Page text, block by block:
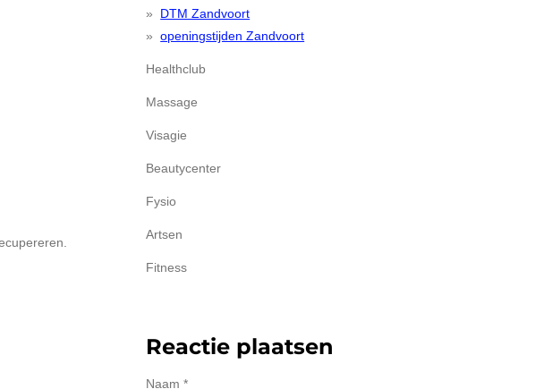
DTM Zandvoort
openingstijden Zandvoort
Healthclub
Massage
Visagie
Beautycenter
Fysio
Artsen
Fitness
Reactie plaatsen
Naam *